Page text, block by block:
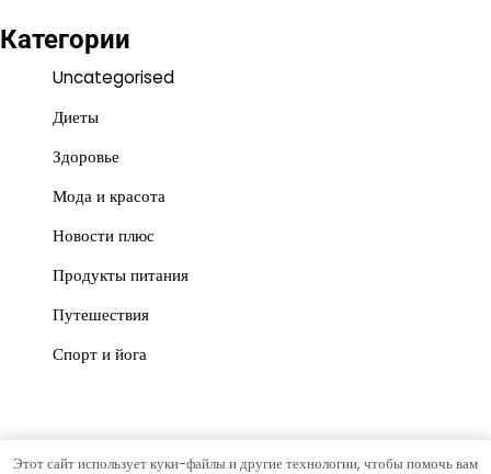
Категории
Uncategorised
Диеты
Здоровье
Мода и красота
Новости плюс
Продукты питания
Путешествия
Спорт и йога
Этот сайт использует куки-файлы и другие технологии, чтобы помочь вам